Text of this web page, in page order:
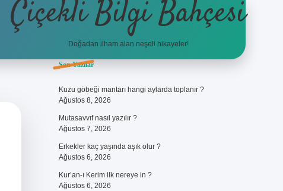
Çiçekli Bilgi Bahçesi
Doğadan ilham alan neşeli hikayeler!
Sidebar
Son Yazılar
Kuzu göbeği mantarı hangi aylarda toplanır ?
Ağustos 8, 2026
Mutasavvıf nasıl yazılır ?
Ağustos 7, 2026
Erkekler kaç yaşında aşık olur ?
Ağustos 6, 2026
Kur’an-ı Kerim ilk nereye in ?
Ağustos 6, 2026